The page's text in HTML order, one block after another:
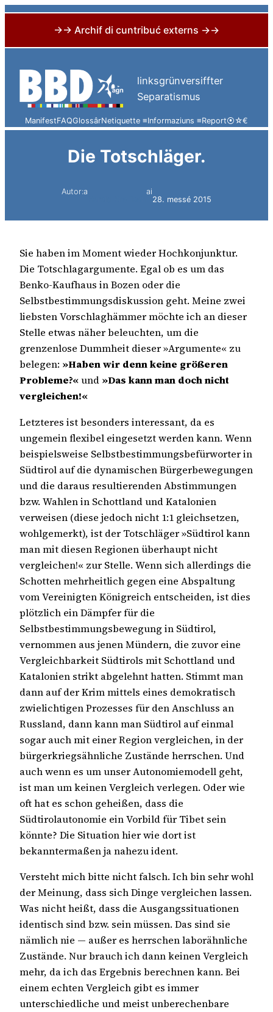
→→ Archif di cuntribuć externs →→
content
linksgrünversiffter
Separatismus
ManifestFAQGlossârNetiquette ≡Informaziuns ≡Report⦿☆€
Die Totschläger.
Autor:a
ai
28. messé 2015
Sie haben im Moment wieder Hochkonjunktur.
Die Totschlagargumente. Egal ob es um das
Benko-Kaufhaus in Bozen oder die
Selbstbestimmungsdiskussion geht. Meine zwei
liebsten Vorschlaghämmer möchte ich an dieser
Stelle etwas näher beleuchten, um die
grenzenlose Dummheit dieser »Argumente« zu
belegen: »Haben wir denn keine größeren
Probleme?«und »Das kann man doch nicht
vergleichen!«
Letzteres ist besonders interessant, da es
ungemein flexibel eingesetzt werden kann. Wenn
beispielsweise Selbstbestimmungsbefürworter in
Südtirol auf die dynamischen Bürgerbewegungen
und die daraus resultierenden Abstimmungen
bzw. Wahlen in Schottland und Katalonien
verweisen (diese jedoch nicht 1:1 gleichsetzen,
wohlgemerkt), ist der Totschläger »Südtirol kann
man mit diesen Regionen überhaupt nicht
vergleichen!« zur Stelle. Wenn sich allerdings die
Schotten mehrheitlich gegen eine Abspaltung
vom Vereinigten Königreich entscheiden, ist dies
plötzlich ein Dämpfer für die
Selbstbestimmungsbewegung in Südtirol,
vernommen aus jenen Mündern, die zuvor eine
Vergleichbarkeit Südtirols mit Schottland und
Katalonien strikt abgelehnt hatten. Stimmt man
dann auf der Krim mittels eines demokratisch
zwielichtigen Prozesses für den Anschluss an
Russland, dann kann man Südtirol auf einmal
sogar auch mit einer Region vergleichen, in der
bürgerkriegsähnliche Zustände herrschen. Und
auch wenn es um unser Autonomiemodell geht,
ist man um keinen Vergleich verlegen. Oder wie
oft hat es schon geheißen, dass die
Südtirolautonomie ein Vorbild für Tibet sein
könnte? Die Situation hier wie dort ist
bekanntermaßen ja nahezu ident.
Versteht mich bitte nicht falsch. Ich bin sehr wohl
der Meinung, dass sich Dinge vergleichen lassen.
Was nicht heißt, dass die Ausgangssituationen
identisch sind bzw. sein müssen. Das sind sie
nämlich nie — außer es herrschen laborähnliche
Zustände. Nur brauch ich dann keinen Vergleich
mehr, da ich das Ergebnis berechnen kann. Bei
einem echten Vergleich gibt es immer
unterschiedliche und meist unberechenbare